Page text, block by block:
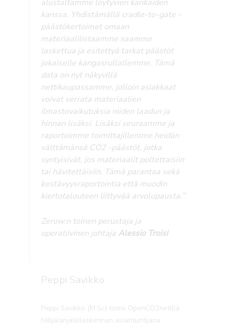
alustaltamme löytyvien kankaiden
kanssa. Yhdistämällä cradle-to-gate -
päästökertoimet omaan
materiaalilistaamme saamme
laskettua ja esitettyä tarkat päästöt
jokaiselle kangasrullallemme. Tämä
data on nyt näkyvillä
nettikaupassamme, jolloin asiakkaat
voivat verrata materiaalien
ilmastovaikutuksia niiden laadun ja
hinnan lisäksi. Lisäksi seuraamme ja
raportoimme toimittajillemme heidän
välttämänsä CO2 -päästöt, jotka
syntyisivät, jos materiaalit poltettaisiin
tai hävitettäisiin. Tämä parantaa sekä
kestävyysraportointia että muodin
kiertotalouteen liittyvää arvolupausta.”
Zerow:n toinen perustaja ja
operatiivinen johtaja Alessio Troisi
Peppi Savikko
Peppi Savikko (M.Sc) toimii OpenCO2netillä
hiilijalanjälkilaskennan asiantuntijana.